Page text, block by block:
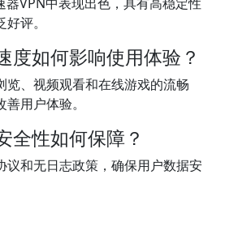
评。
度如何影响使用体验？
览、视频观看和在线游戏的流畅
用户体验。
全性如何保障？
议和无日志政策，确保用户数据安